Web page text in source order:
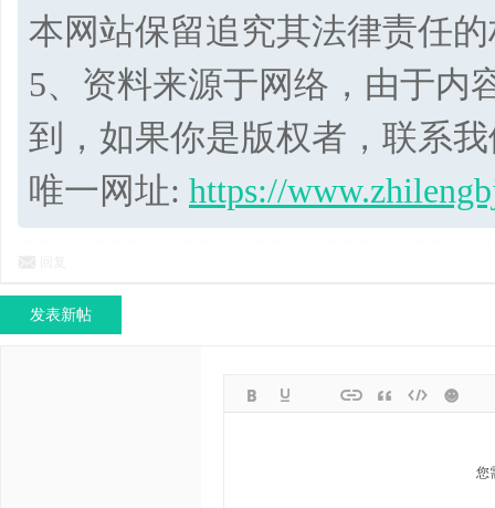
本网站保留追究其法律责任
5、资料来源于网络，由于内
到，如果你是版权者，联系
唯一网址: https://
发表新帖
您